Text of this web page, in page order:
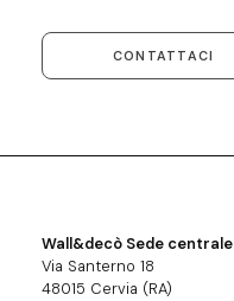
CONTATTACI
Wall&decò Sede centrale
Via Santerno 18
48015 Cervia (RA)